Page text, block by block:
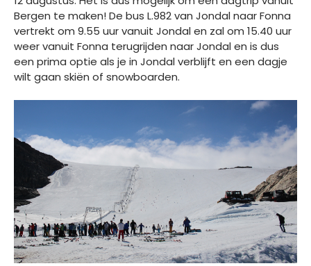
Bergen te maken! De bus L.982 van Jondal naar Fonna
vertrekt om 9.55 uur vanuit Jondal en zal om 15.40 uur
weer vanuit Fonna terugrijden naar Jondal en is dus
een prima optie als je in Jondal verblijft en een dagje
wilt gaan skiën of snowboarden.